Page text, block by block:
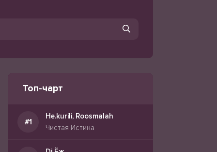
Топ-чарт
Не.kurili, Roosmalah
Чистая Истина